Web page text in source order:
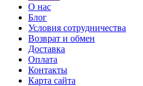
О нас
Блог
Условия сотрудничества
Возврат и обмен
Доставка
Оплата
Контакты
Карта сайта